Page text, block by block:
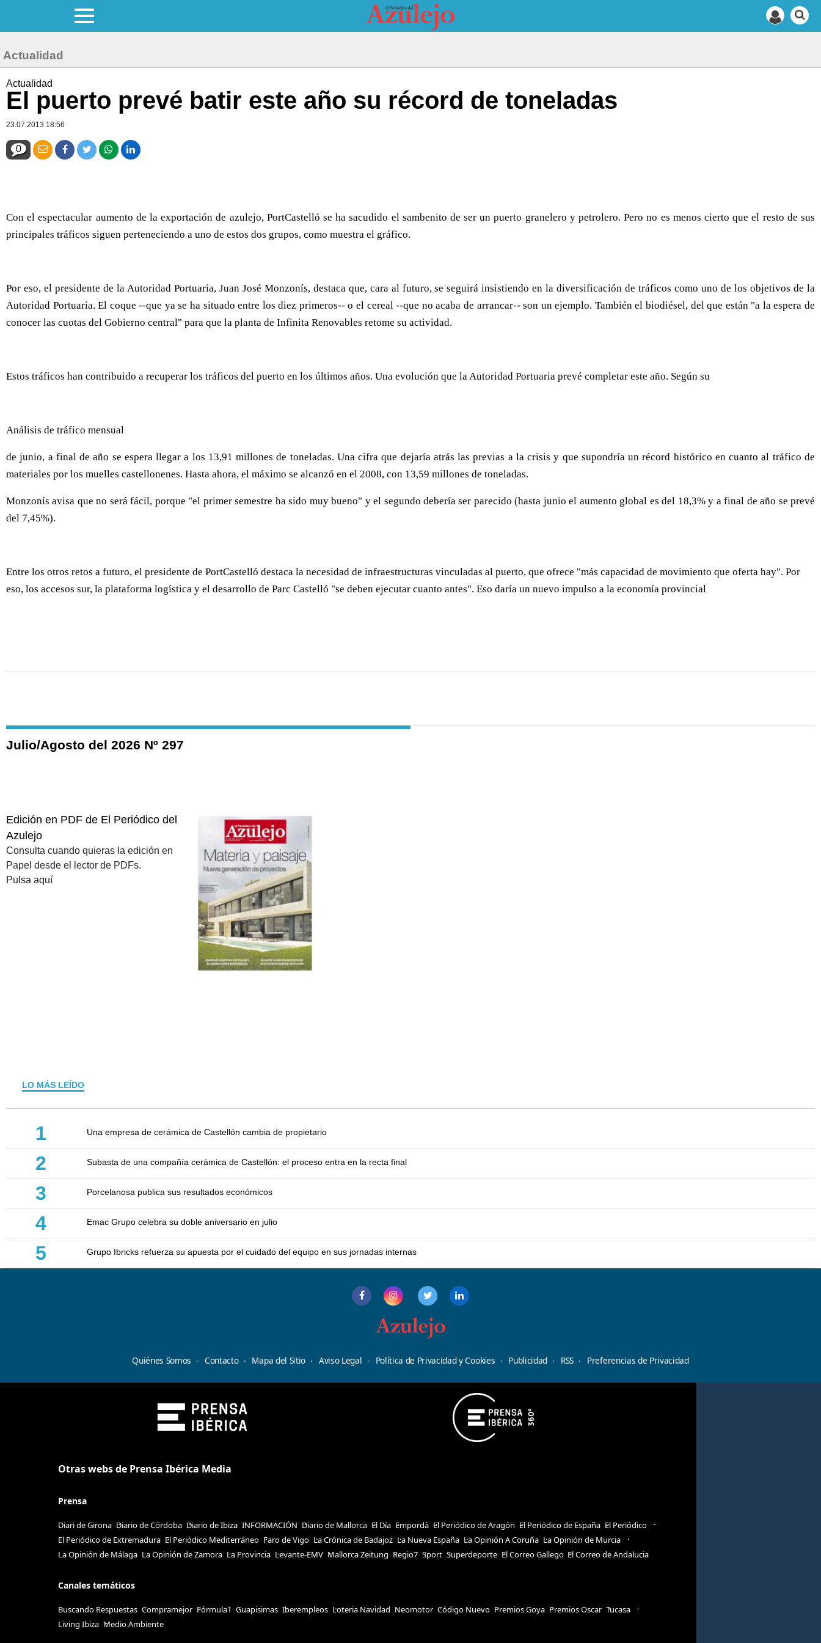
Actualidad
Actualidad
El puerto prevé batir este año su récord de toneladas
23.07.2013 18:56
0
Con el espectacular aumento de la exportación de azulejo, PortCastelló se ha sacudido el sambenito de ser un puerto granelero y petrolero. Pero no es menos cierto que el resto de sus
principales tráficos siguen perteneciendo a uno de estos dos grupos, como muestra el gráfico.
Por eso, el presidente de la Autoridad Portuaria, Juan José Monzonís, destaca que, cara al futuro, se seguirá insistiendo en la diversificación de tráficos como uno de los objetivos de la
Autoridad Portuaria. El coque --que ya se ha situado entre los diez primeros-- o el cereal --que no acaba de arrancar-- son un ejemplo. También el biodiésel, del que están "a la espera de
conocer las cuotas del Gobierno central" para que la planta de Infinita Renovables retome su actividad.
Estos tráficos han contribuido a recuperar los tráficos del puerto en los últimos años. Una evolución que la Autoridad Portuaria prevé completar este año. Según su
Análisis de tráfico mensual
de junio, a final de año se espera llegar a los 13,91 millones de toneladas. Una cifra que dejaría atrás las previas a la crisis y que supondría un récord histórico en cuanto al tráfico de
materiales por los muelles castellonenes. Hasta ahora, el máximo se alcanzó en el 2008, con 13,59 millones de toneladas.
Monzonís avisa que no será fácil, porque "el primer semestre ha sido muy bueno" y el segundo debería ser parecido (hasta junio el aumento global es del 18,3% y a final de año se prevé
del 7,45%).
Entre los otros retos a futuro, el presidente de PortCastelló destaca la necesidad de infraestructuras vinculadas al puerto, que ofrece "más capacidad de movimiento que oferta hay". Por
eso, los accesos sur, la plataforma logística y el desarrollo de Parc Castelló "se deben ejecutar cuanto antes". Eso daría un nuevo impulso a la economía provincial
Julio/Agosto del 2026 Nº 297
Edición en PDF de El Periódico del
Azulejo
Consulta cuando quieras la edición en
Papel desde el lector de PDFs.
Pulsa aquí
LO MÁS LEÍDO
1 Una empresa de cerámica de Castellón cambia de propietario
2 Subasta de una compañía cerámica de Castellón: el proceso entra en la recta final
3 Porcelanosa publica sus resultados económicos
4 Emac Grupo celebra su doble aniversario en julio
5 Grupo Ibricks refuerza su apuesta por el cuidado del equipo en sus jornadas internas
Quiénes Somos Contacto Mapa del Sitio Aviso Legal Política de Privacidad y Cookies Publicidad RSS Preferencias de Privacidad
Otras webs de Prensa Ibérica Media
Prensa
Diari de Girona Diario de Córdoba Diario de Ibiza INFORMACIÓN Diario de Mallorca El Día Empordà El Periódico de Aragón El Periódico de España El Periódico
El Periódico de Extremadura El Periódico Mediterráneo Faro de Vigo La Crónica de Badajoz La Nueva España La Opinión A Coruña La Opinión de Murcia
La Opinión de Málaga La Opinión de Zamora La Provincia Levante-EMV Mallorca Zeitung Regio7 Sport Superdeporte El Correo Gallego El Correo de Andalucia
Canales temáticos
Buscando Respuestas Compramejor Fórmula1 Guapisimas Iberempleos Loteria Navidad Neomotor Código Nuevo Premios Goya Premios Oscar Tucasa
Living Ibiza Medio Ambiente